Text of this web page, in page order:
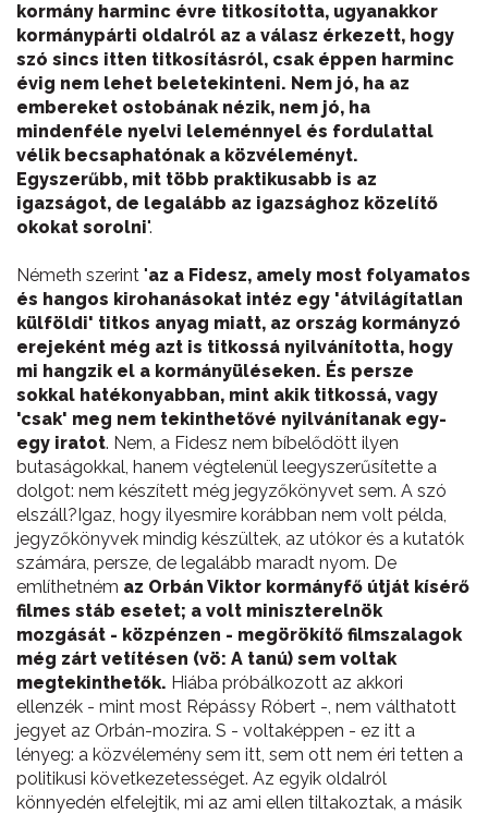
kormány harminc évre titkosította, ugyanakkor
kormánypárti oldalról az a válasz érkezett, hogy
szó sincs itten titkosításról, csak éppen harminc
évig nem lehet beletekinteni. Nem jó, ha az
embereket ostobának nézik, nem jó, ha
mindenféle nyelvi leleménnyel és fordulattal
vélik becsaphatónak a közvéleményt.
Egyszerűbb, mit több praktikusabb is az
igazságot, de legalább az igazsághoz közelítő
okokat sorolni".
Németh szerint "az a Fidesz, amely most folyamatos
és hangos kirohanásokat intéz egy 'átvilágítatlan
külföldi' titkos anyag miatt, az ország kormányzó
erejeként még azt is titkossá nyilvánította, hogy
mi hangzik el a kormányüléseken. És persze
sokkal hatékonyabban, mint akik titkossá, vagy
'csak' meg nem tekinthetővé nyilvánítanak egy-
egy iratot. Nem, a Fidesz nem bíbelődött ilyen
butaságokkal, hanem végtelenül leegyszerűsítette a
dolgot: nem készített még jegyzőkönyvet sem. A szó
elszáll?Igaz, hogy ilyesmire korábban nem volt példa,
jegyzőkönyvek mindig készültek, az utókor és a kutatók
számára, persze, de legalább maradt nyom. De
említhetném az Orbán Viktor kormányfő útját kísérő
filmes stáb esetet; a volt miniszterelnök
mozgását - közpénzen - megörökítő filmszalagok
még zárt vetítésen (vö: A tanú) sem voltak
megtekinthetők. Hiába próbálkozott az akkori
ellenzék - mint most Répássy Róbert -, nem válthatott
jegyet az Orbán-mozira. S - voltaképpen - ez itt a
lényeg: a közvélemény sem itt, sem ott nem éri tetten a
politikusi következetességet. Az egyik oldalról
könnyedén elfelejtik, mi az ami ellen tiltakoztak, a másik